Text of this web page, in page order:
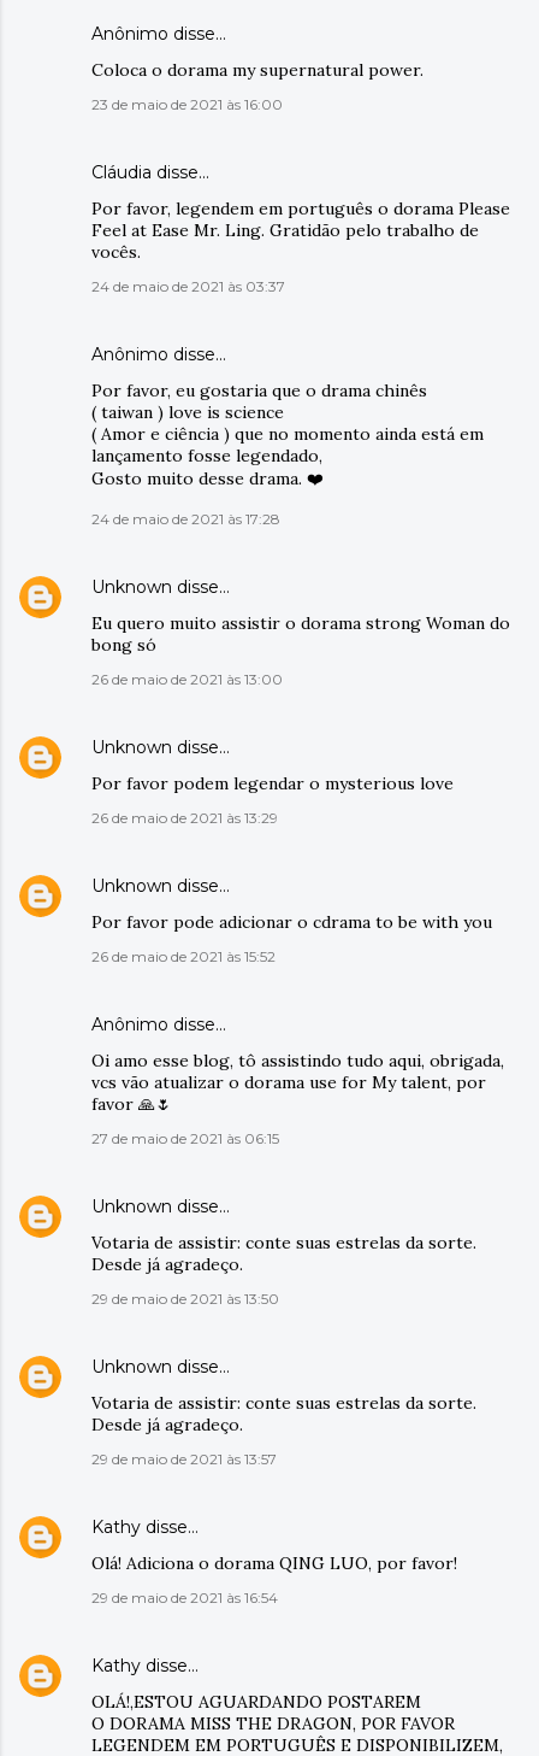
Anônimo disse…
Coloca o dorama my supernatural power.
23 de maio de 2021 às 16:00
Cláudia disse…
Por favor, legendem em português o dorama Please
Feel at Ease Mr. Ling. Gratidão pelo trabalho de
vocês.
24 de maio de 2021 às 03:37
Anônimo disse…
Por favor, eu gostaria que o drama chinês
( taiwan ) love is science
( Amor e ciência ) que no momento ainda está em
lançamento fosse legendado,
Gosto muito desse drama. ❤️
24 de maio de 2021 às 17:28
Unknown disse…
Eu quero muito assistir o dorama strong Woman do
bong só
26 de maio de 2021 às 13:00
Unknown disse…
Por favor podem legendar o mysterious love
26 de maio de 2021 às 13:29
Unknown disse…
Por favor pode adicionar o cdrama to be with you
26 de maio de 2021 às 15:52
Anônimo disse…
Oi amo esse blog, tô assistindo tudo aqui, obrigada,
vcs vão atualizar o dorama use for My talent, por
favor 🙏🌷
27 de maio de 2021 às 06:15
Unknown disse…
Votaria de assistir: conte suas estrelas da sorte.
Desde já agradeço.
29 de maio de 2021 às 13:50
Unknown disse…
Votaria de assistir: conte suas estrelas da sorte.
Desde já agradeço.
29 de maio de 2021 às 13:57
Kathy disse…
Olá! Adiciona o dorama QING LUO, por favor!
29 de maio de 2021 às 16:54
Kathy disse…
OLÁ!,ESTOU AGUARDANDO POSTAREM
O DORAMA MISS THE DRAGON, POR FAVOR
LEGENDEM EM PORTUGUÊS E DISPONIBILIZEM,